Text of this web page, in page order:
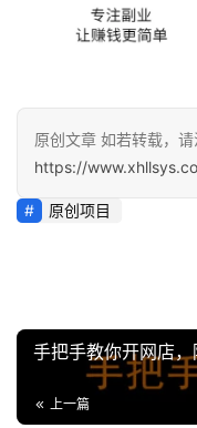
原创文章 如若转载，请
https://
原创项目
手把手教你开网店
上一篇